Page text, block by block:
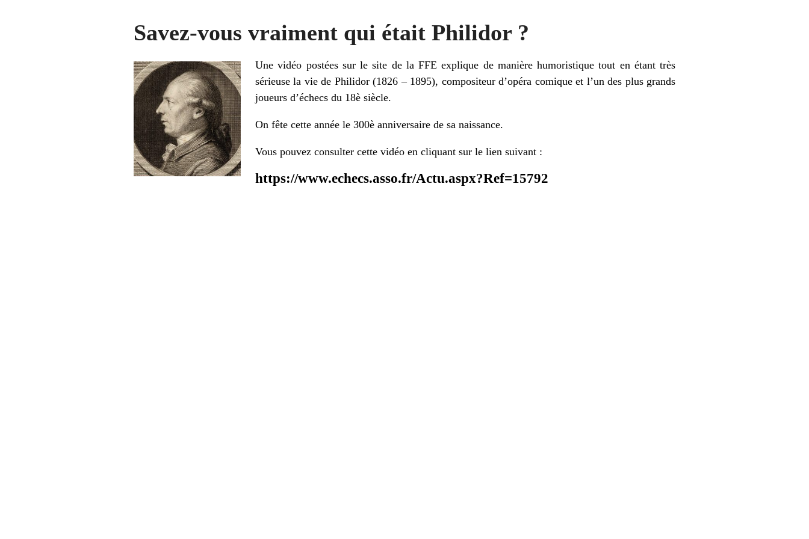
Savez-vous vraiment qui était Philidor ?
Une vidéo postées sur le site de la FFE explique de manière humoristique tout en étant très
sérieuse la vie de Philidor (1826 – 1895), compositeur d’opéra comique et l’un des plus grands
joueurs d’échecs du 18è siècle.
On fête cette année le 300è anniversaire de sa naissance.
Vous pouvez consulter cette vidéo en cliquant sur le lien suivant :
https://www.echecs.asso.fr/Actu.aspx?Ref=15792